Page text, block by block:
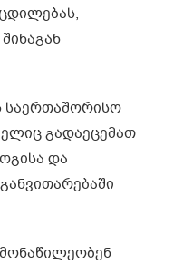
საერთაშორისო
გადაეცემათ
და